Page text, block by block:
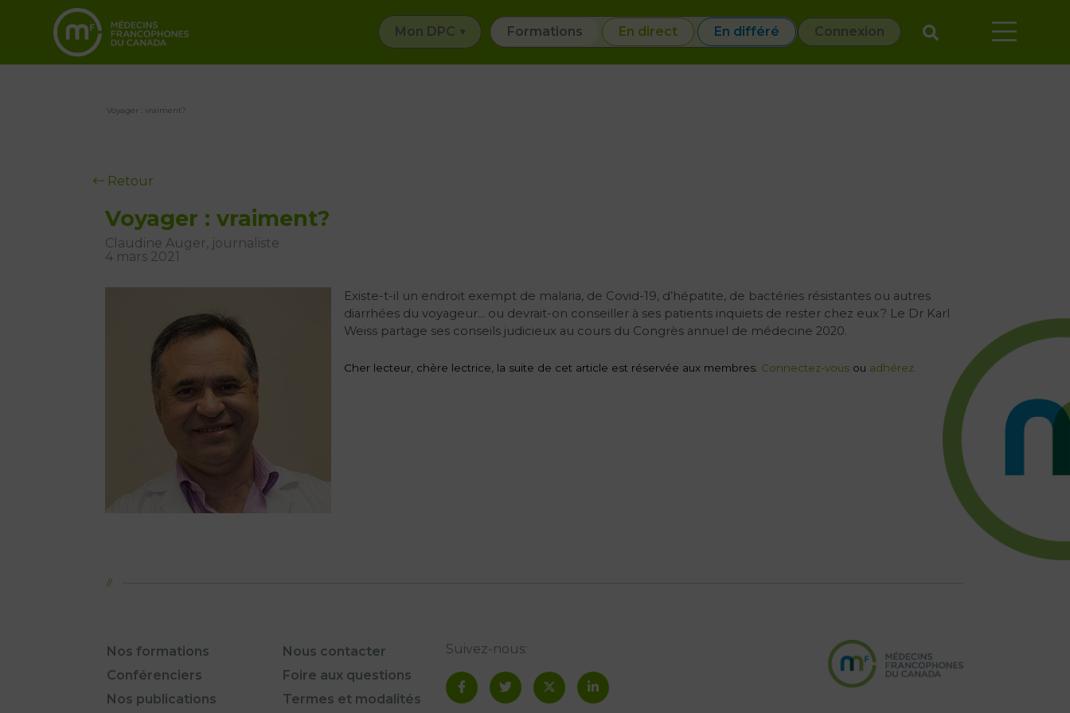
Mon DPC Formations En direct En différé Connexion
Voyager : vraiment?
Retour
Voyager : vraiment?
Claudine Auger, journaliste
4 mars 2021
Existe-t-il un endroit exempt de malaria, de Covid-19, d’hépatite, de bactéries résistantes ou autres
diarrhées du voyageur… ou devrait-on conseiller à ses patients inquiets de rester chez eux ? Le Dr Karl
Weiss partage ses conseils judicieux au cours du Congrès annuel de médecine 2020.
Cher lecteur, chère lectrice, la suite de cet article est réservée aux membres. Connectez-vous ou adhérez
Nos formations
Conférenciers
Nos publications
Nous contacter
Foire aux questions
Termes et modalités
Suivez-nous: